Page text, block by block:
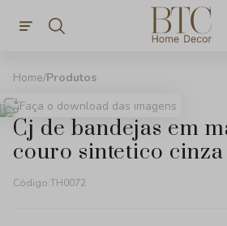
Produtos
Faça o download das imagens
cj de bandejas em madeira e
couro sintetico cinza
Código:TH0072